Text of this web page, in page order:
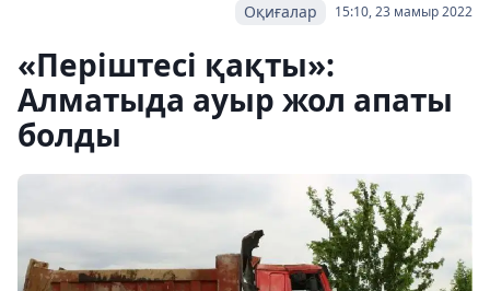
15:10, 23 мамыр 2022
Оқиғалар
«Періштесі қақты»:
Алматыда ауыр жол апаты
болды